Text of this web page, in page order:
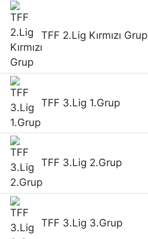
TFF 2.Lig Kırmızı Grup
TFF 3.Lig 1.Grup
TFF 3.Lig 2.Grup
TFF 3.Lig 3.Grup